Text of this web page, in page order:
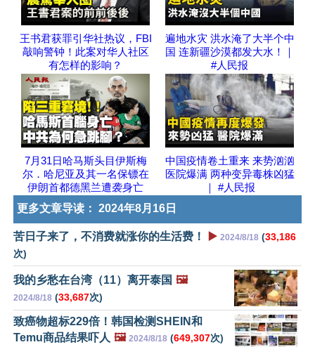
王书君获罪引华社热议，FBI
敲响警钟！此案对华人社区
有怎样的影响？
遍地水灾 洪水淹了大半个中
国 连新疆沙漠都发大水！｜
#人民报
7月31日哈马斯头目伊斯梅
尔．哈尼亚及其一名保镖在
伊朗首都德黑兰遭袭身亡
中国疫情卷土重来 来势汹汹
医院爆满 两种变异毒株凶猛
｜ #人民报
更多文章导读： 2024年8月16日
苦日子来了，不消费就涨你的生活费！ ▶️ 2024/8/18 (33,186
次)
我的乡愁在台湾（11）离开泰国 🖼️
2024/8/18 (33,687次)
致癌物超标229倍！韩国检测SHEIN和
Temu商品结果吓人 🖼️ 2024/8/18 (649,307次)